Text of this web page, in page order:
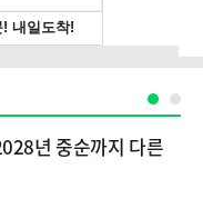
년 중순까지 다른